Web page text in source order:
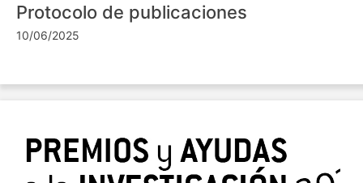
Protocolo de publicaciones
10/06/2025